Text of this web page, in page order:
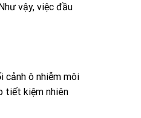
vậy, việc đầu
cảnh ô nhiễm môi
tiết kiệm nhiên